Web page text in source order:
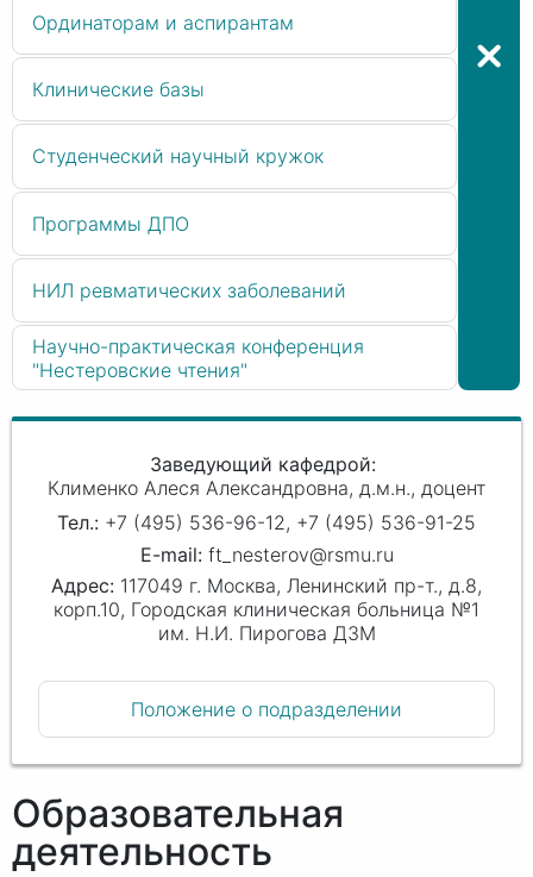
Ординаторам и аспирантам
Клинические базы
Студенческий научный кружок
Программы ДПО
НИЛ ревматических заболеваний
Научно-практическая конференция
"Нестеровские чтения"
Заведующий кафедрой
Клименко Алеся Александровна д.м.н., доцент
+7 (495) 536-96-12, +7 (495) 536-91-25
ft_nesterov@rsmu.ru
117049 г. Москва, Ленинский пр-т., д.8,
корп.10, Городская клиническая больница №1
им. Н.И. Пирогова ДЗМ
Положение о подразделении
Образовательная
деятельность